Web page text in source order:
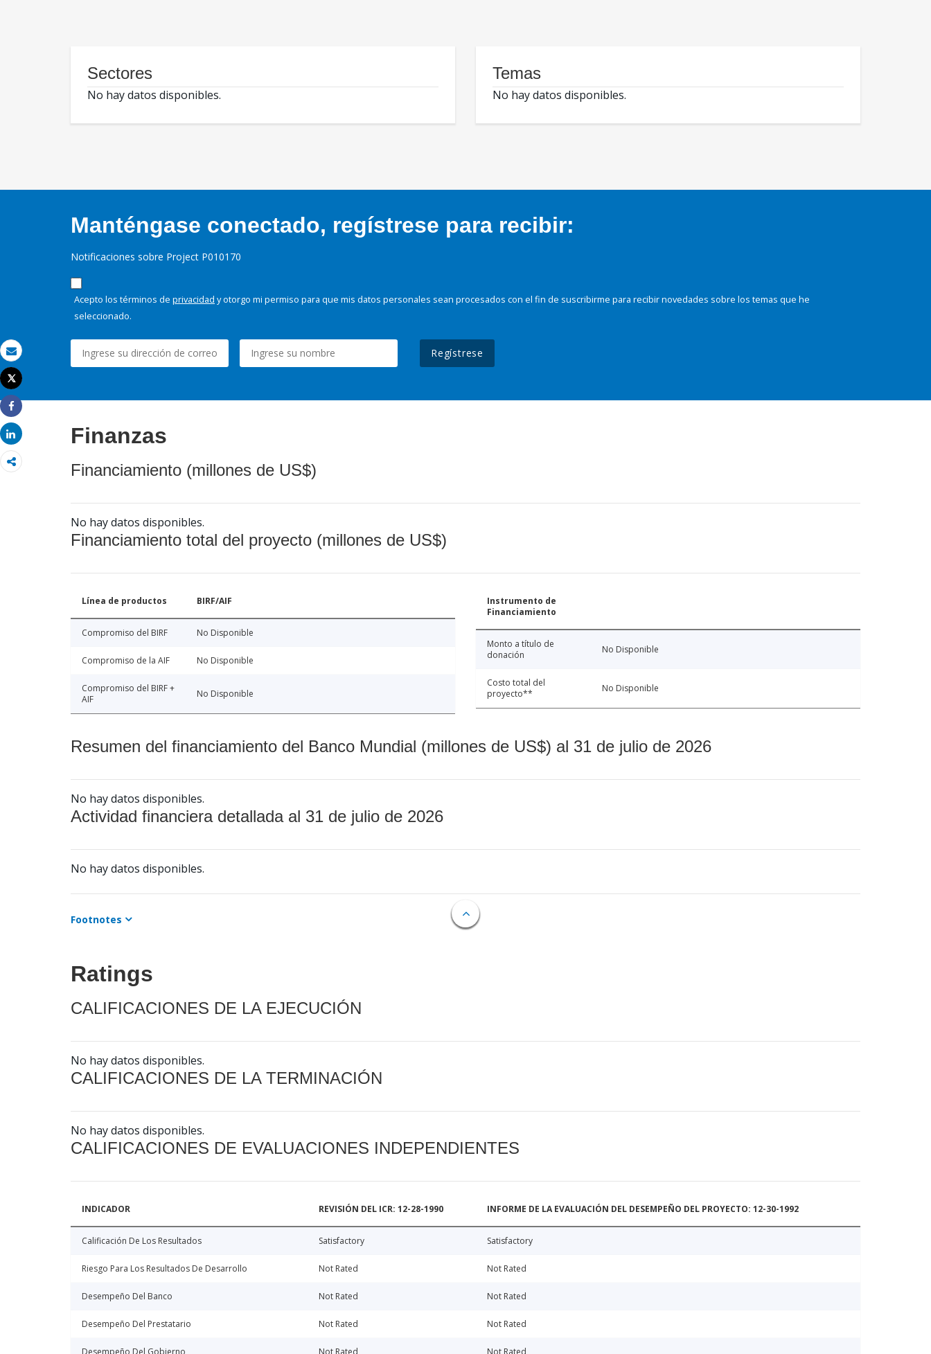
Correo electrónico
Imprimir
Tweet
Share
Share
Sectores
No hay datos disponibles.
Temas
No hay datos disponibles.
Manténgase conectado, regístrese para recibir:
Notificaciones sobre Project P010170
Acepto los términos de privacidad y otorgo mi permiso para que mis datos personales sean procesados con el fin de suscribirme para recibir novedades sobre los temas que he
seleccionado.
Regístrese
Finanzas
Financiamiento (millones de US$)
No hay datos disponibles.
Financiamiento total del proyecto (millones de US$)
Línea de productos BIRF/AIF
Compromiso del BIRF No Disponible
Compromiso de la AIF No Disponible
Compromiso del BIRF +
AIF
No Disponible
Instrumento de
Financiamiento
Monto a título de
donación
No Disponible
Costo total del
proyecto**
No Disponible
Resumen del financiamiento del Banco Mundial (millones de US$) al 31 de julio de 2026
No hay datos disponibles.
Actividad financiera detallada al 31 de julio de 2026
No hay datos disponibles.
Footnotes
Ratings
CALIFICACIONES DE LA EJECUCIÓN
No hay datos disponibles.
CALIFICACIONES DE LA TERMINACIÓN
No hay datos disponibles.
CALIFICACIONES DE EVALUACIONES INDEPENDIENTES
INDICADOR REVISIÓN DEL ICR: 12-28-1990 INFORME DE LA EVALUACIÓN DEL DESEMPEÑO DEL PROYECTO: 12-30-1992
Calificación De Los Resultados Satisfactory Satisfactory
Riesgo Para Los Resultados De Desarrollo Not Rated Not Rated
Desempeño Del Banco Not Rated Not Rated
Desempeño Del Prestatario Not Rated Not Rated